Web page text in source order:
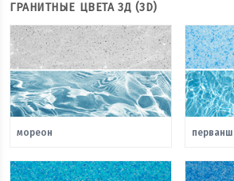
ГРАНИТНЫЕ ЦВЕТА 3Д (3D)
мореон перванш